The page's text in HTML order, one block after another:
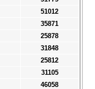
51012
35871
25878
31848
25812
31105
46058